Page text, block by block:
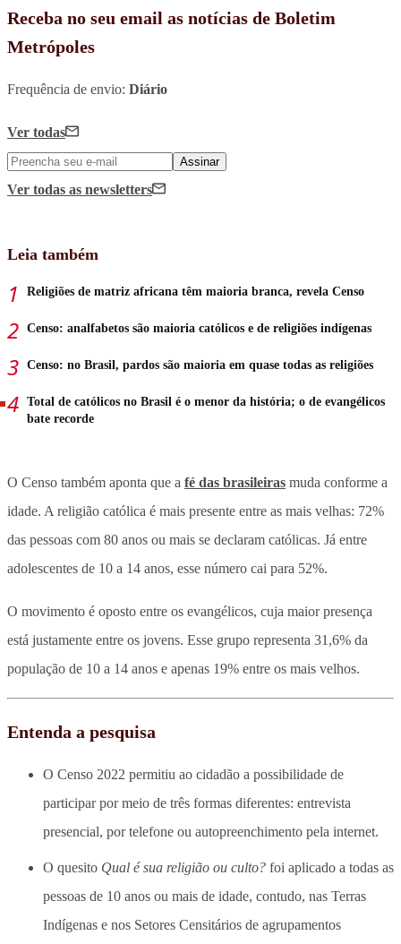
Receba no seu email as notícias de Boletim
Metrópoles
Frequência de envio: Diário
Ver todas
Assinar
Ver todas as newsletters
Leia também
Religiões de matriz africana têm maioria branca, revela Censo
Censo: analfabetos são maioria católicos e de religiões indígenas
Censo: no Brasil, pardos são maioria em quase todas as religiões
Total de católicos no Brasil é o menor da história; o de evangélicos
bate recorde
O Censo também aponta que a fé das brasileiras muda conforme a
idade. A religião católica é mais presente entre as mais velhas: 72%
das pessoas com 80 anos ou mais se declaram católicas. Já entre
adolescentes de 10 a 14 anos, esse número cai para 52%.
O movimento é oposto entre os evangélicos, cuja maior presença
está justamente entre os jovens. Esse grupo representa 31,6% da
população de 10 a 14 anos e apenas 19% entre os mais velhos.
Entenda a pesquisa
O Censo 2022 permitiu ao cidadão a possibilidade de
participar por meio de três formas diferentes: entrevista
presencial, por telefone ou autopreenchimento pela internet.
O quesito Qual é sua religião ou culto? foi aplicado a todas as
pessoas de 10 anos ou mais de idade, contudo, nas Terras
Indígenas e nos Setores Censitários de agrupamentos